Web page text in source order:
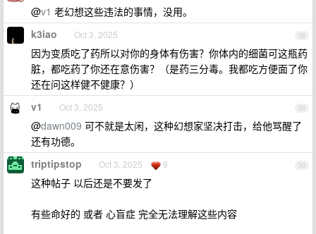
@v1 老幻想这些违法的事情，没用。
28
k3iao Oct 3, 2025
因为变质吃了药所以对你的身体有伤害？你体内的细菌可这瓶药
脏，都吃药了你还在意伤害？（是药三分毒。我都吃方便面了你
还在问这样健不健康？）
29
v1 Oct 3, 2025
@dawn009 可不就是太闲，这种幻想家坚决打击，给他骂醒了
还有功德。
30
triptipstop Oct 3, 2025 9
这种帖子 以后还是不要发了
有些命好的 或者 心盲症 完全无法理解这些内容